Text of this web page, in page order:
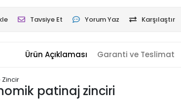
Tavsiye Et Yorum Yaz Karşılaştır
Ürün Açıklaması Garanti ve Teslimat
Zincir
patinaj zinciri